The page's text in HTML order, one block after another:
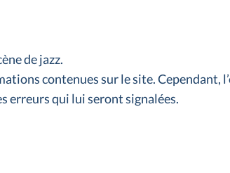
de jazz.
contenues sur le site. Cependant,
erreurs qui lui seront signalées.